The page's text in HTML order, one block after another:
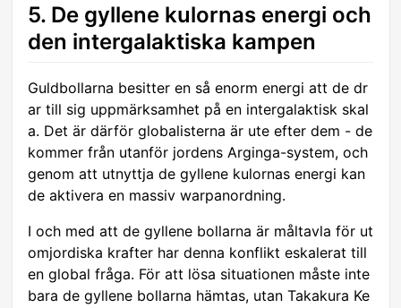
5. De gyllene kulornas energi och
den intergalaktiska kampen
Guldbollarna besitter en så enorm energi att de dr
ar till sig uppmärksamhet på en intergalaktisk skal
a. Det är därför globalisterna är ute efter dem - de
kommer från utanför jordens Arginga-system, och
genom att utnyttja de gyllene kulornas energi kan
de aktivera en massiv warpanordning.
I och med att de gyllene bollarna är måltavla för ut
omjordiska krafter har denna konflikt eskalerat till
en global fråga. För att lösa situationen måste inte
bara de gyllene bollarna hämtas, utan Takakura Ke